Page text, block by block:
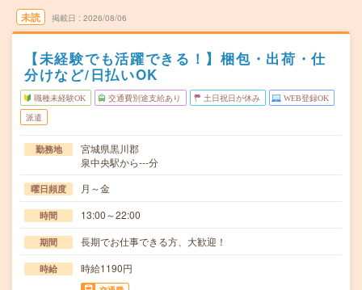
未読 掲載日 2026/08/06
【未経験でも活躍できる！】梱包・出荷・仕
分けなど/日払いOK
職種未経験OK 交通費別途支給あり 土日祝日が休み WEB登録OK
派遣
勤務地
宮城県黒川郡
泉中央駅から---分
曜日頻度 月～金
時間 13:00～22:00
期間 長期でお仕事できる方、大歓迎！
時給 時給1190円